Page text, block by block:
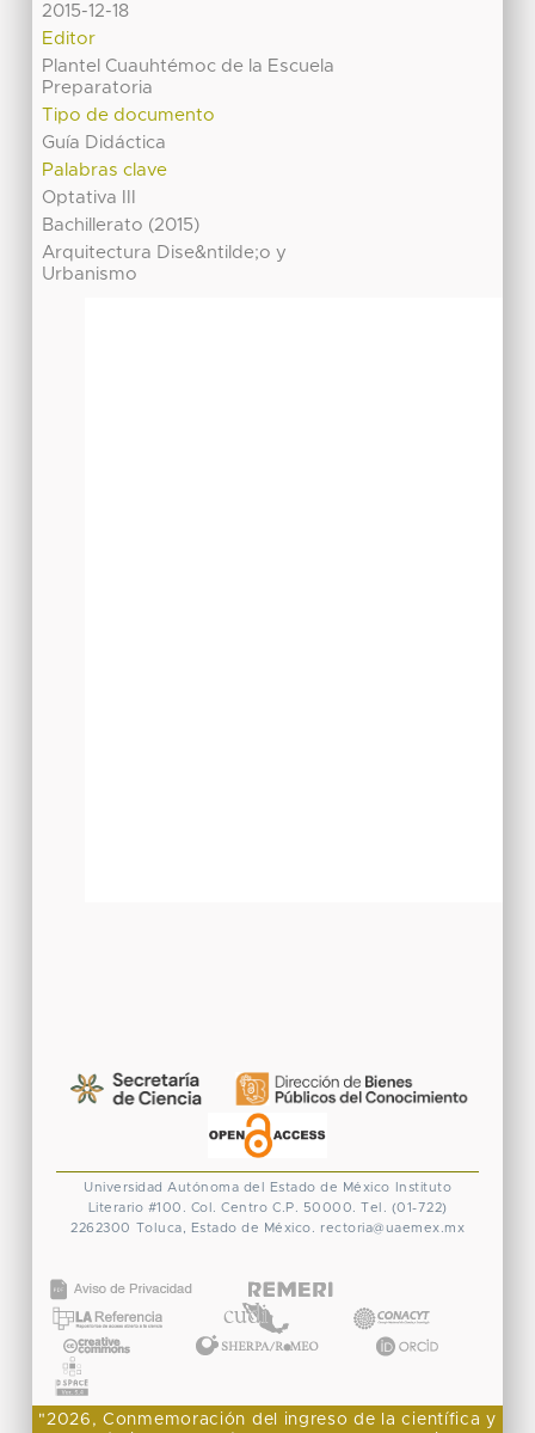
2015-12-18
Editor
Plantel Cuauhtémoc de la Escuela
Preparatoria
Tipo de documento
Guía Didáctica
Palabras clave
Optativa III
Bachillerato (2015)
Arquitectura Dise&ntilde;o y
Urbanismo
Universidad Autónoma del Estado de México
Instituto
Literario #100. Col. Centro C.P. 50000. Tel. (01-722)
2262300 Toluca, Estado de México. rectoria@uaemex.mx
"2026, Conmemoración del ingreso de la científica y